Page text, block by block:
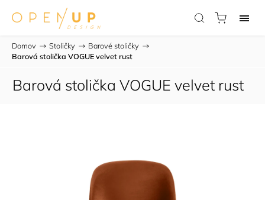
Domov / Stoličky / Barové stoličky /
Barová stolička VOGUE velvet rust
Barová stolička VOGUE velvet rust